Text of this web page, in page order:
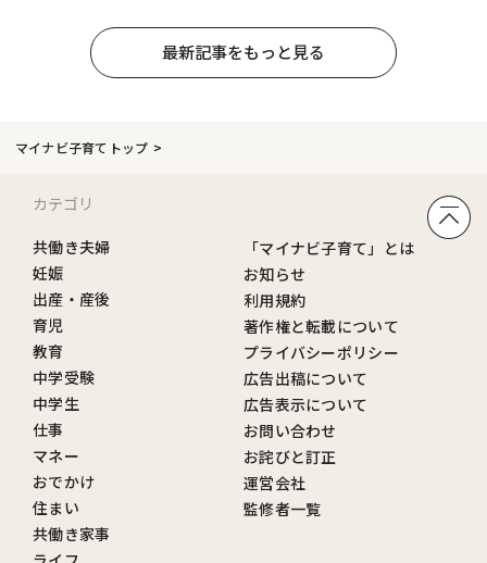
最新記事をもっと見る
マイナビ子育てトップ
カテゴリ
共働き夫婦
妊娠
出産・産後
育児
教育
中学受験
中学生
仕事
マネー
おでかけ
住まい
共働き家事
「マイナビ子育て」とは
お知らせ
利用規約
著作権と転載について
プライバシーポリシー
広告出稿について
広告表示について
お問い合わせ
お詫びと訂正
運営会社
監修者一覧